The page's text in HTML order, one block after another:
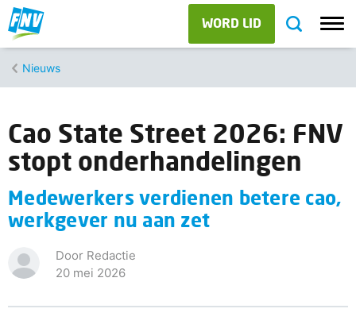
WORD LID
Nieuws
Cao State Street 2026: FNV
stopt onderhandelingen
Medewerkers verdienen betere cao,
werkgever nu aan zet
Door Redactie
20 mei 2026